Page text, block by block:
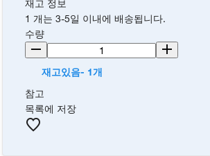
재고 정보
1 개는 3-5일 이내에 배송됩니다.
수량
재고있음- 1개
참고
목록에 저장